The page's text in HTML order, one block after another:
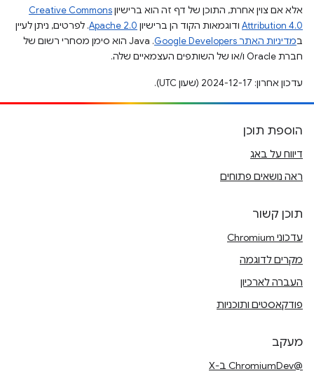
אלא אם צוין אחרת, התוכן של דף זה הוא ברישיוןCreative Commons
Attribution 4.0 ודוגמאות הקוד הן ברישיון Apache 2.0. לפרטים, ניתן לעיין
במדיניות האתר Google Developers‏
.‏ Java הוא סימן מסחרי רשום של
חברת Oracle ו/או של השותפים העצמאיים שלה.
עדכון אחרון: 2024-12-17 (שעון UTC).
הוספת תוכן
דיווח על באג
ראה נושאים פתוחים
תוכן קשור
עדכוני Chromium
מקרים לדוגמה
העברה לארכיון
פודקאסטים ותוכניות
מעקב
@ChromiumDev ב-X